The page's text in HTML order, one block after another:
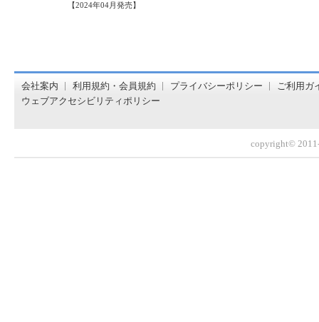
【2024年04月発売】
会社案内 利用規約・会員規約 プライバシーポリシー
ご利用ガ
ウェブアクセシビリティポリシー
copyright©